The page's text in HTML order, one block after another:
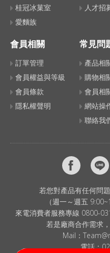
桂冠冰菓室
愛麵族
人才招
會員相關
訂單管理
會員權益與等級
會員條款
隱私權聲明
常見問
產品相
購物相
會員相
網站操
聯絡我
若您對產品有任何問
（週一～週五
來電消費者服務專線 0800-
若是廠商合作需求
Mail：
電話：